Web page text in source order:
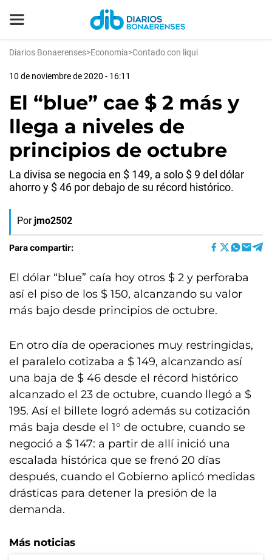
Diarios Bonaerenses>Economía>Contado con liqui
10 de noviembre de 2020 - 16:11
El “blue” cae $ 2 más y
llega a niveles de
principios de octubre
La divisa se negocia en $ 149, a solo $ 9 del dólar
ahorro y $ 46 por debajo de su récord histórico.
Por jmo2502
Para compartir:
El dólar “blue” caía hoy otros $ 2 y perforaba
así el piso de los $ 150, alcanzando su valor
más bajo desde principios de octubre.
En otro día de operaciones muy restringidas,
el paralelo cotizaba a $ 149, alcanzando así
una baja de $ 46 desde el récord histórico
alcanzado el 23 de octubre, cuando llegó a $
195. Así el billete logró además su cotización
más baja desde el 1° de octubre, cuando se
negoció a $ 147: a partir de allí inició una
escalada histórica que se frenó 20 días
después, cuando el Gobierno aplicó medidas
drásticas para detener la presión de la
demanda.
Más noticias